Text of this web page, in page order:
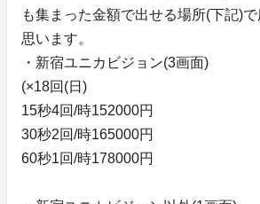
も集まった金額で出せる場所(下記)
思います。
・新宿ユニカビジョン(3画面)
(×18回(日)
15秒4回/時152000円
30秒2回/時165000円
60秒1回/時178000円